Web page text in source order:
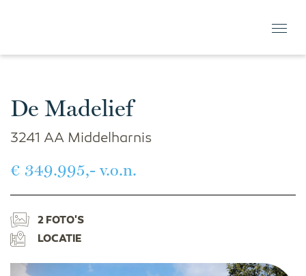
De Madelief
3241 AA Middelharnis
€ 349.995,- v.o.n.
2 FOTO'S
LOCATIE